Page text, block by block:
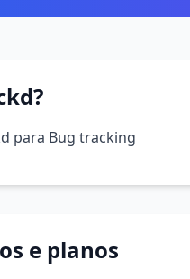
para Bug tracking
e planos